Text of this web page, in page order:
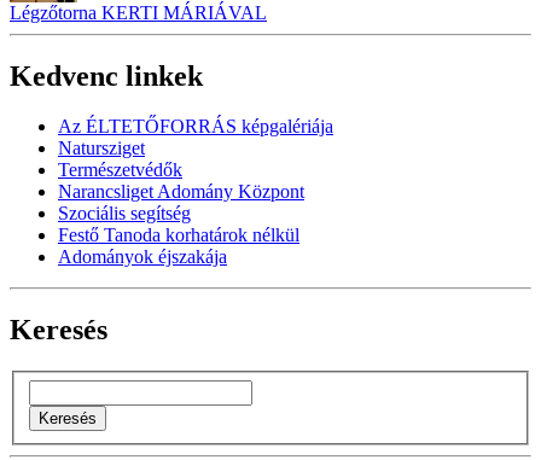
Légzőtorna KERTI MÁRIÁVAL
Kedvenc linkek
Az ÉLTETŐFORRÁS képgalériája
Natursziget
Természetvédők
Narancsliget Adomány Központ
Szociális segítség
Festő Tanoda korhatárok nélkül
Adományok éjszakája
Keresés